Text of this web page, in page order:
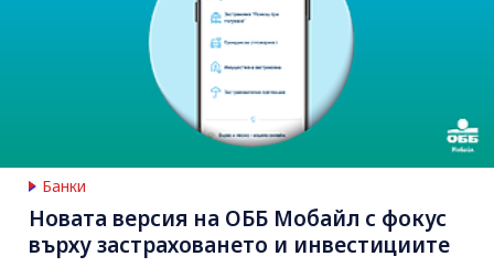
Банки
Новата версия на ОББ Мобайл с фокус
върху застраховането и инвестициите